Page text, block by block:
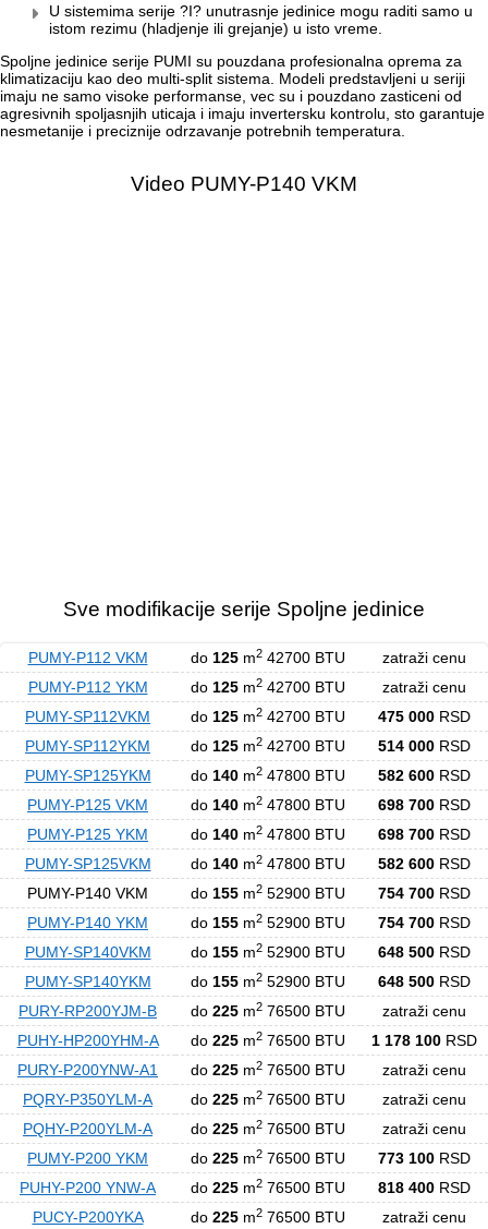
U sistemima serije ?I? unutrasnje jedinice mogu raditi samo u
istom rezimu (hladjenje ili grejanje) u isto vreme.
Spoljne jedinice serije PUMI su pouzdana profesionalna oprema za
klimatizaciju kao deo multi-split sistema. Modeli predstavljeni u seriji
imaju ne samo visoke performanse, vec su i pouzdano zasticeni od
agresivnih spoljasnjih uticaja i imaju invertersku kontrolu, sto garantuje
nesmetanije i preciznije odrzavanje potrebnih temperatura.
Video PUMY-P140 VKM
Sve modifikacije serije Spoljne jedinice
PUMY-P112 VKM do 125 m2 42700 BTU
zatraži cenu
PUMY-P112 YKM
do 125 m2 42700 BTU
zatraži cenu
PUMY-SP112VKM
do 125 m2 42700 BTU 475 000 RSD
PUMY-SP112YKM
do 125 m2 42700 BTU 514 000 RSD
PUMY-SP125YKM
do 140 m2 47800 BTU 582 600 RSD
PUMY-P125 VKM
do 140 m2 47800 BTU 698 700 RSD
PUMY-P125 YKM
do 140 m2 47800 BTU 698 700 RSD
PUMY-SP125VKM
do 140 m2 47800 BTU 582 600 RSD
PUMY-P140 VKM
do 155 m2 52900 BTU 754 700 RSD
PUMY-P140 YKM
do 155 m2 52900 BTU 754 700 RSD
PUMY-SP140VKM
do 155 m2 52900 BTU 648 500 RSD
PUMY-SP140YKM
do 155 m2 52900 BTU 648 500 RSD
PURY-RP200YJM-B
do 225 m2 76500 BTU
zatraži cenu
PUHY-HP200YHM-A
do 225 m2 76500 BTU 1 178 100 RSD
PURY-P200YNW-A1
do 225 m2 76500 BTU
zatraži cenu
PQRY-P350YLM-A
do 225 m2 76500 BTU
zatraži cenu
PQHY-P200YLM-A
do 225 m2 76500 BTU
zatraži cenu
PUMY-P200 YKM
do 225 m2 76500 BTU 773 100 RSD
PUHY-P200 YNW-A
do 225 m2 76500 BTU 818 400 RSD
PUCY-P200YKA
do 225 m2 76500 BTU zatraži cenu